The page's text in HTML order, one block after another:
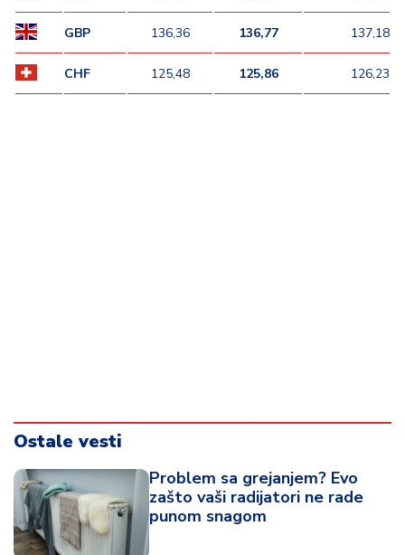
GBP 136,36 136,77 137,18
CHF 125,48 125,86 126,23
Ostale vesti
Problem sa grejanjem? Evo
zašto vaši radijatori ne rade
punom snagom